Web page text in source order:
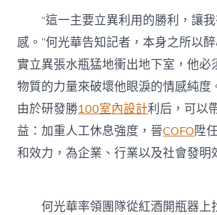
“這一主要立異利用的勝利，讓我
感。”何光華告知記者，本身之所以
實立異張水瓶猛地衝出地下室，他必
物質的力量來破壞他眼淚的情感純度
由於研發勝100室內設計利后，可以
益：加重人工休息強度，晉COFO陞
和效力，為企業、行業以及社會發明
何光華率領團隊從紅酒開瓶器上